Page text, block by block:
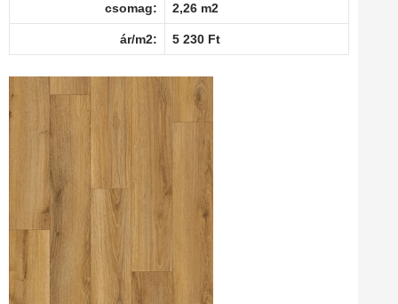
csomag: 2,26 m2
ár/m2: 5 230 Ft